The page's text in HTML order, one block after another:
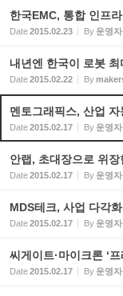
한국EMC, 통합 인프
Date2015.02.23 By 운영자
내년엔 한국이 로봇
Date2015.02.22 By
멘토그래픽스, 산업
Date2015.02.17 By 운영자
안랩, 초대장으로 위장
Date2015.02.17 By 운영자
MDS테크, 사업 다각
Date2015.02.17 By 운영자
씨게이트·마이크론 ‘
Date2015.02.17 By 운영자